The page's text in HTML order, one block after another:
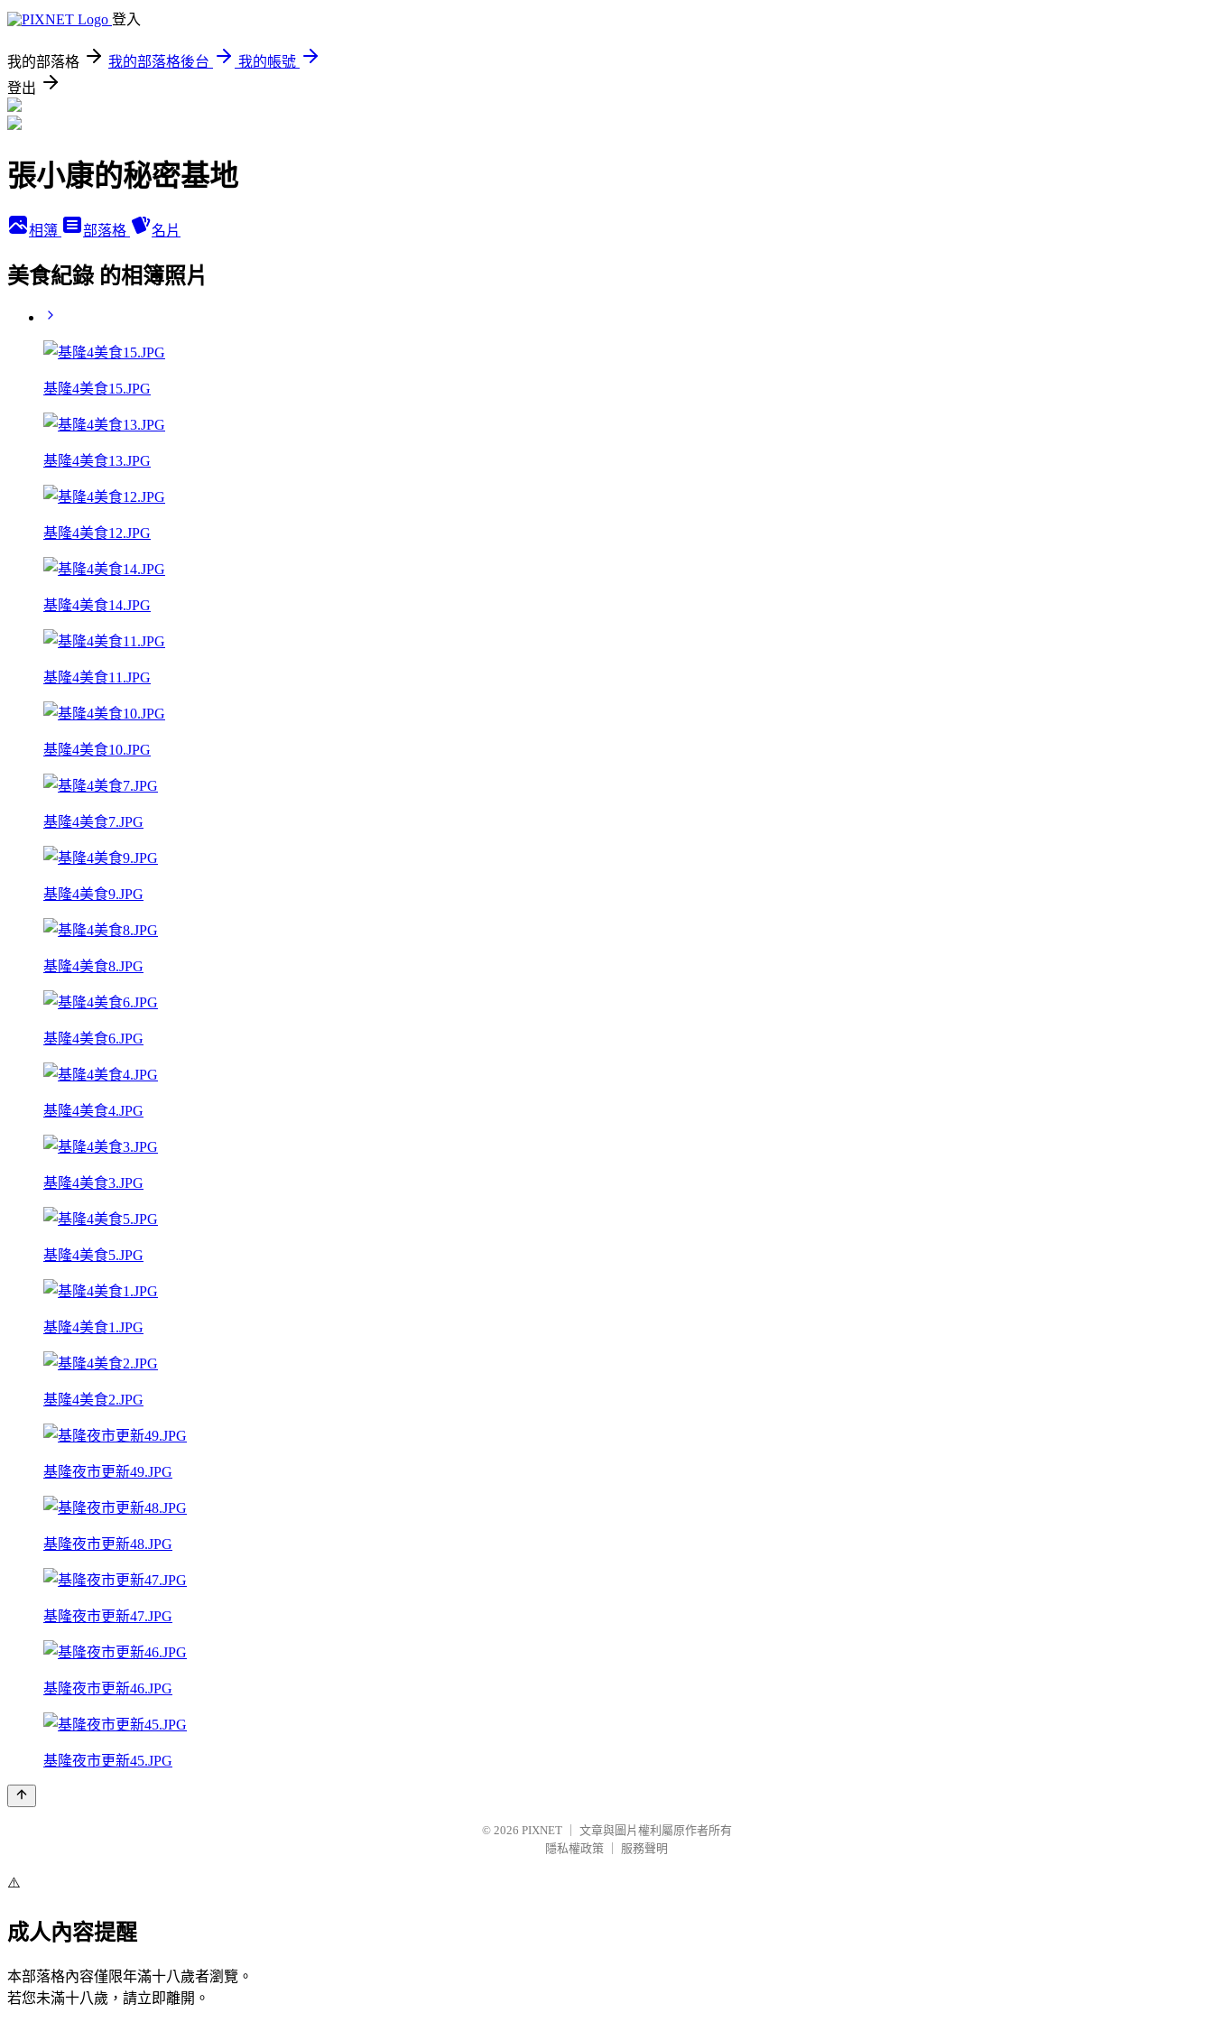
登入
我的部落格 我的部落格後台
我的帳號
登出
張小康的秘密基地
相簿 部落格 名片
美食紀錄 的相簿照片
基隆4美食15.JPG
基隆4美食13.JPG
基隆4美食12.JPG
基隆4美食14.JPG
基隆4美食11.JPG
基隆4美食10.JPG
基隆4美食7.JPG
基隆4美食9.JPG
基隆4美食8.JPG
基隆4美食6.JPG
基隆4美食4.JPG
基隆4美食3.JPG
基隆4美食5.JPG
基隆4美食1.JPG
基隆4美食2.JPG
基隆夜市更新49.JPG
基隆夜市更新48.JPG
基隆夜市更新47.JPG
基隆夜市更新46.JPG
基隆夜市更新45.JPG
© 2026 PIXNET
文章與圖片權利屬原作者所有
隱私權政策
服務聲明
⚠️
成人內容提醒
本部落格內容僅限年滿十八歲者瀏覽。
若您未滿十八歲，請立即離開。